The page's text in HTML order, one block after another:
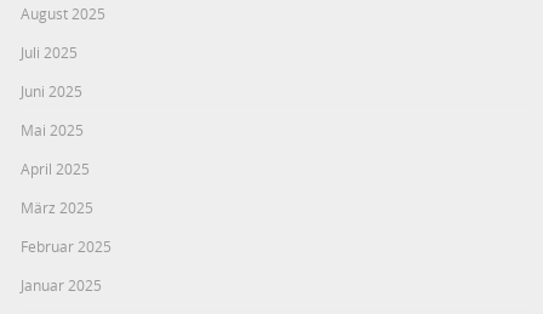
August 2025
Juli 2025
Juni 2025
Mai 2025
April 2025
März 2025
Februar 2025
Januar 2025